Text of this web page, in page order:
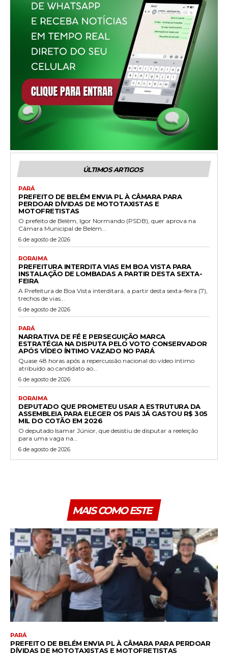
ÚLTIMOS ARTIGOS
PARÁ
PREFEITO DE BELÉM ENVIA PL À CÂMARA PARA
PERDOAR DÍVIDAS DE MOTOTAXISTAS E
MOTOFRETISTAS
O prefeito de Belém, Igor Normando (PSDB), quer aprova na
Câmara Municipal de Belém...
6 de agosto de 2026
RORAIMA
PREFEITURA INTERDITA VIAS EM BOA VISTA PARA
INSTALAÇÃO DE LOMBADAS A PARTIR DESTA SEXTA-
FEIRA
A Prefeitura de Boa Vista interditará, a partir desta sexta-feira (7),
trechos de vias...
6 de agosto de 2026
PARÁ
NARRATIVA DE FÉ E PERSEGUIÇÃO MARCA
ESTRATÉGIA NA DISPUTA PELO VOTO CONSERVADOR
APÓS VÍDEO ÍNTIMO VAZADO NO PARÁ
Quase 48 horas após a repercussão nacional do vídeo íntimo
atribuído ao candidato ao...
6 de agosto de 2026
RORAIMA
DEPUTADO QUE PROMETEU USAR A ESTRUTURA DA
ASSEMBLEIA PARA ELEGER OS PAIS JÁ GASTOU R$ 305
MIL DO COTÃO EM 2026
O deputado Isamar Júnior, que desistiu de disputar a reeleição
para uma vaga na...
6 de agosto de 2026
MAIS COMO ESTE
PARÁ
PREFEITO DE BELÉM ENVIA PL À CÂMARA PARA PERDOAR
DÍVIDAS DE MOTOTAXISTAS E MOTOFRETISTAS